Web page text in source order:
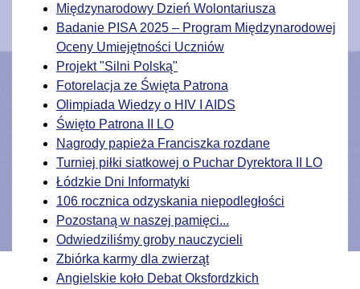
Międzynarodowy Dzień Wolontariusza
Badanie PISA 2025 – Program Międzynarodowej
Oceny Umiejętności Uczniów
Projekt "Silni Polską"
Fotorelacja ze Święta Patrona
Olimpiada Wiedzy o HIV I AIDS
Święto Patrona II LO
Nagrody papieża Franciszka rozdane
Turniej piłki siatkowej o Puchar Dyrektora II LO
Łódzkie Dni Informatyki
106 rocznica odzyskania niepodległości
Pozostaną w naszej pamięci...
Odwiedziliśmy groby nauczycieli
Zbiórka karmy dla zwierząt
Angielskie koło Debat Oksfordzkich